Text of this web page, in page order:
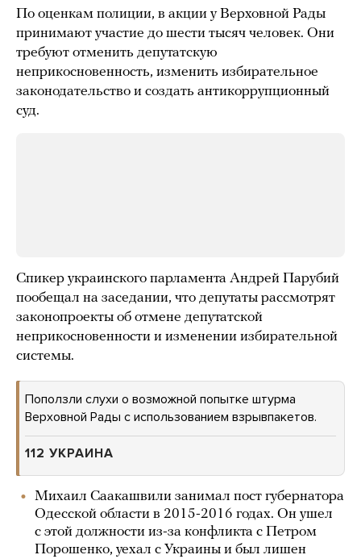
По оценкам полиции, в акции у Верховной Рады
принимают участие до шести тысяч человек. Они
требуют отменить депутатскую
неприкосновенность, изменить избирательное
законодательство и создать антикоррупционный
суд.
Спикер украинского парламента Андрей Парубий
пообещал на заседании, что депутаты рассмотрят
законопроекты об отмене депутатской
неприкосновенности и изменении избирательной
системы.
Поползли слухи о возможной попытке штурма
Верховной Рады с использованием взрывпакетов.
112 УКРАИНА
Михаил Саакашвили занимал пост губернатора
Одесской области в 2015-2016 годах. Он ушел
с этой должности из-за конфликта с Петром
Порошенко, уехал с Украины и был лишен